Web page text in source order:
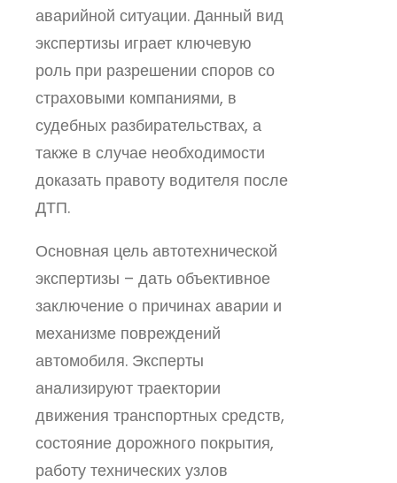
аварийной ситуации. Данный вид
экспертизы играет ключевую
роль при разрешении споров со
страховыми компаниями, в
судебных разбирательствах, а
также в случае необходимости
доказать правоту водителя после
ДТП.
Основная цель автотехнической
экспертизы – дать объективное
заключение о причинах аварии и
механизме повреждений
автомобиля. Эксперты
анализируют траектории
движения транспортных средств,
состояние дорожного покрытия,
работу технических узлов